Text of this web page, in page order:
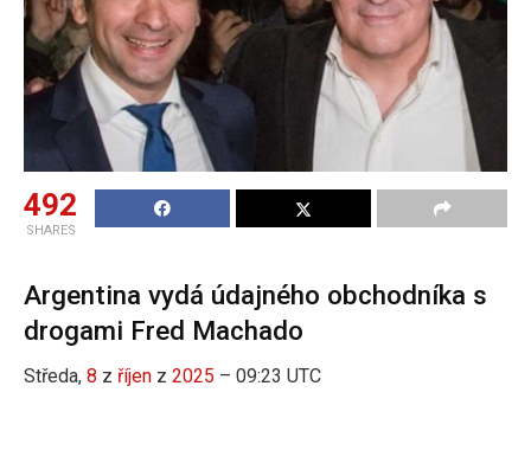
492
SHARES
Argentina vydá údajného obchodníka s
drogami Fred Machado
Středa, 8 z říjen z 2025 – 09:23 UTC